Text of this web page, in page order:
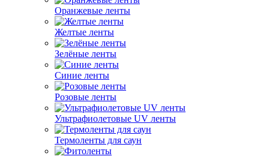
Оранжевые ленты
Желтые ленты
Зелёные ленты
Синие ленты
Розовые ленты
Ультрафиолетовые UV ленты
Термоленты для саун